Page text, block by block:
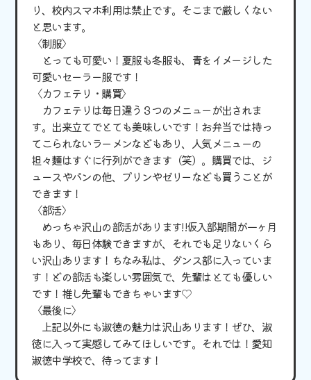
り、校内スマホ利用は禁止です。そこまで厳しくない
と思います。
〈制服〉
とっても可愛い！夏服も冬服も、青をイメージした
可愛いセーラー服です！
〈カフェテリ・購買〉
カフェテリは毎日違う３つのメニューが出されま
す。出来立てでとても美味しいです！お弁当では持っ
てこられないラーメンなどもあり、人気メニューの
担々麵はすぐに行列ができます（笑）。購買では、ジ
ュースやパンの他、プリンやゼリーなども買うことが
できます！
〈部活〉
めっちゃ沢山の部活があります! !仮入部期間が一ヶ月
もあり、毎日体験できますが、それでも足りないくら
い沢山あります！ちなみ私は、ダンス部に入っていま
す！どの部活も楽しい雰囲気で、先輩はとても優しい
です！推し先輩もできちゃいます♡
〈最後に〉
上記以外にも淑徳の魅力は沢山あります！ぜひ、淑
徳に入って実感してみてほしいです。それでは！愛知
淑徳中学校で、待ってます！